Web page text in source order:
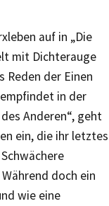
auf in „Die
mit Dichterauge
der Einen
in der
Anderen“, geht
ein, die ihr letztes
doch ein
wie eine